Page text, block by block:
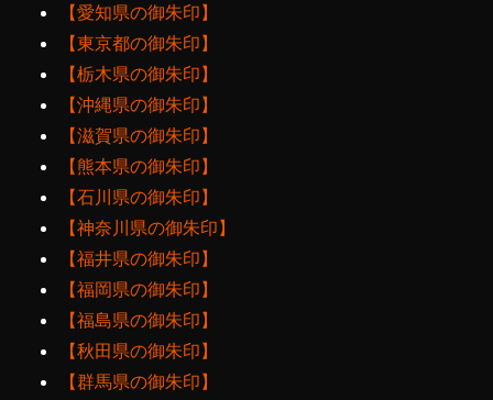
【愛知県の御朱印】
【東京都の御朱印】
【栃木県の御朱印】
【沖縄県の御朱印】
【滋賀県の御朱印】
【熊本県の御朱印】
【石川県の御朱印】
【神奈川県の御朱印】
【福井県の御朱印】
【福岡県の御朱印】
【福島県の御朱印】
【秋田県の御朱印】
【群馬県の御朱印】